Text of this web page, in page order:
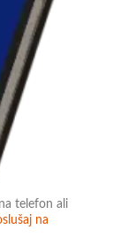
telefon ali
na